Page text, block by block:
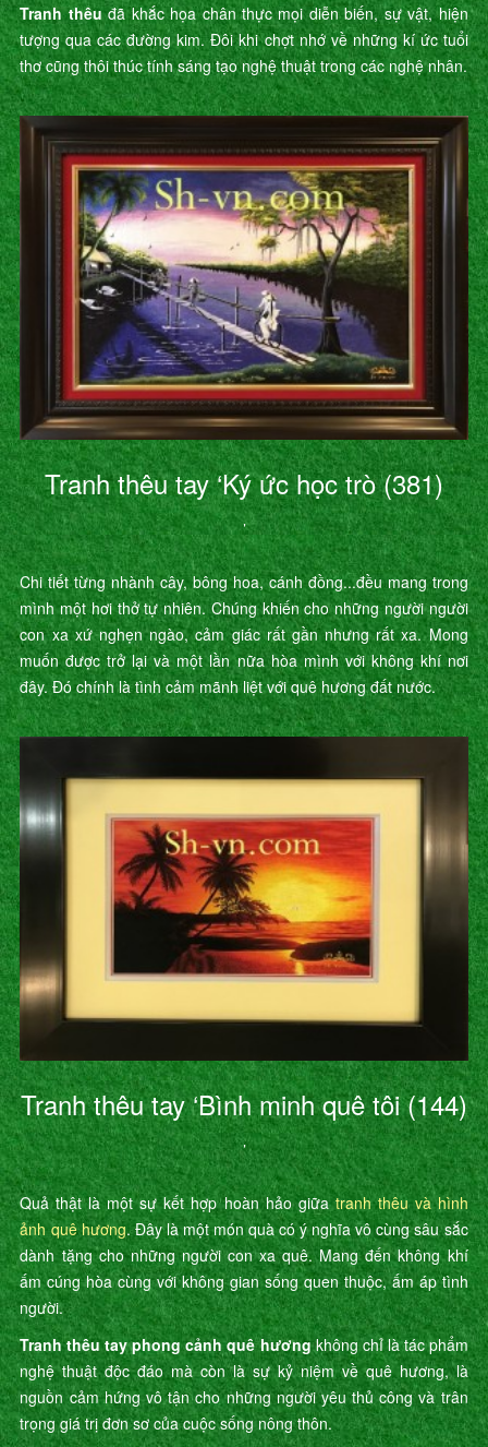
Tranh thêuđã khắc họa chân thực mọi diễn biến, sự vật, hiện
tượng qua các đường kim. Đôi khi chợt nhớ về những kí ức tuổi
thơ cũng thôi thúc tính sáng tạo nghệ thuật trong các nghệ nhân.
Tranh thêu tay ‘Ký ức học trò (381)
’
Chi tiết từng nhành cây, bông hoa, cánh đồng...đều mang trong
mình một hơi thở tự nhiên. Chúng khiến cho những người người
con xa xứ nghẹn ngào, cảm giác rất gần nhưng rất xa. Mong
muốn được trở lại và một lần nữa hòa mình với không khí nơi
đây. Đó chính là tình cảm mãnh liệt với quê hương đất nước.
Tranh thêu tay ‘Bình minh quê tôi (144)
’
Quả thật là một sự kết hợp hoàn hảo giữatranh thêu và hình
ảnh quê hương. Đây là một món quà có ý nghĩa vô cùng sâu sắc
dành tặng cho những người con xa quê. Mang đến không khí
ấm cúng hòa cùng với không gian sống quen thuộc, ấm áp tình
người.
Tranh thêu tay phong cảnh quê hươngkhông chỉ là tác phẩm
nghệ thuật độc đáo mà còn là sự kỷ niệm về quê hương, là
nguồn cảm hứng vô tận cho những người yêu thủ công và trân
trọng giá trị đơn sơ của cuộc sống nông thôn.